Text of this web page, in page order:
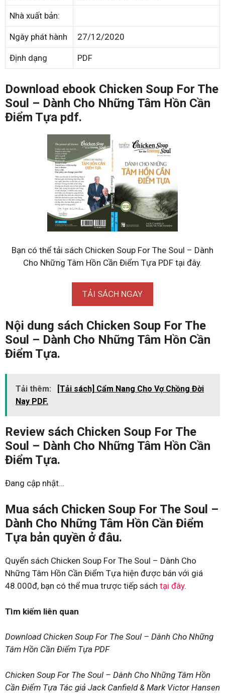
Nhà xuất bản:
Ngày phát hành 27/12/2020
Định dạng PDF
Download ebook Chicken Soup For The
Soul – Dành Cho Những Tâm Hồn Cần
Điểm Tựa pdf.
Bạn có thể tải sách Chicken Soup For The Soul – Dành
Cho Những Tâm Hồn Cần Điểm Tựa PDF tại đây.
TẢI SÁCH NGAY
Nội dung sách Chicken Soup For The
Soul – Dành Cho Những Tâm Hồn Cần
Điểm Tựa.
Tải thêm:
[Tải sách] Cẩm Nang Cho Vợ Chồng Đời
Nay PDF.
Review sách Chicken Soup For The
Soul – Dành Cho Những Tâm Hồn Cần
Điểm Tựa.
Đang cập nhật…
Mua sách Chicken Soup For The Soul –
Dành Cho Những Tâm Hồn Cần Điểm
Tựa bản quyền ở đâu.
Quyển sách Chicken Soup For The Soul – Dành Cho
Những Tâm Hồn Cần Điểm Tựa hiện được bán với giá
48.000đ, bạn có thể mua trược tiếp sách tại đây.
Tìm kiếm liên quan
Download Chicken Soup For The Soul – Dành Cho Những
Tâm Hồn Cần Điểm Tựa PDF
Chicken Soup For The Soul – Dành Cho Những Tâm Hồn
Cần Điểm Tựa Tác giả Jack Canfield & Mark Victor Hansen